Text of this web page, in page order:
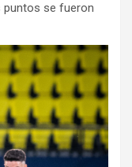
puntos se fueron